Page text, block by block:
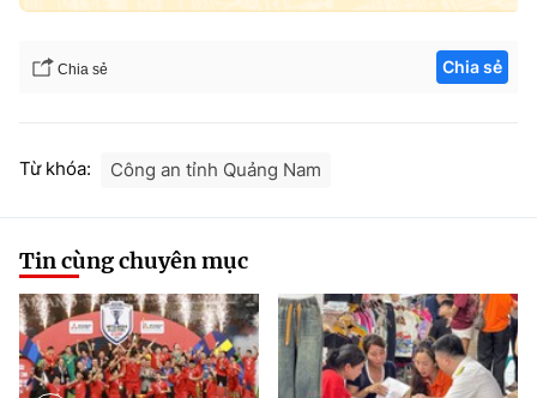
Chia sẻ Chia sẻ
Từ khóa: Công an tỉnh Quảng Nam
Tin cùng chuyên mục